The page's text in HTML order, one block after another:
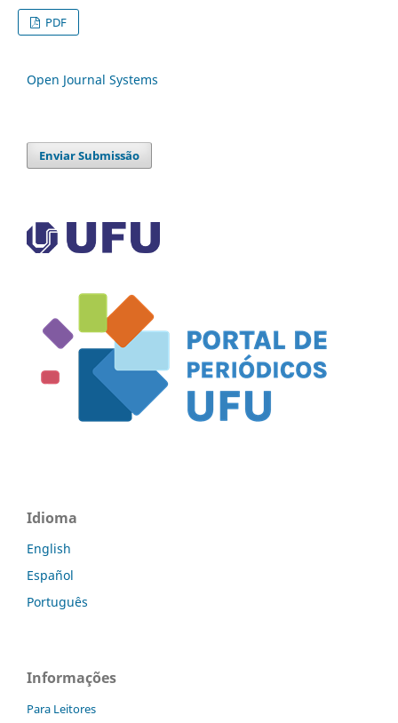
PDF
Open Journal Systems
Enviar Submissão
Idioma
English
Español
Português
Informações
Para Leitores